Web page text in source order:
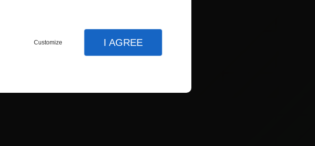
Customize I AGREE